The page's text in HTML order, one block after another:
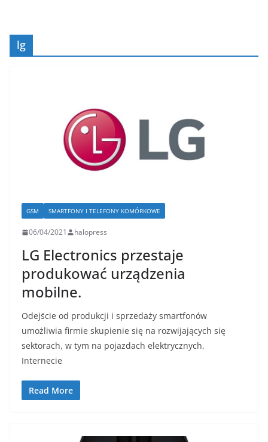
lg
GSM SMARTFONY I TELEFONY KOMÓRKOWE
06/04/2021 halopress
LG Electronics przestaje
produkować urządzenia
mobilne.
Odejście od produkcji i sprzedaży smartfonów
umożliwia firmie skupienie się na rozwijających się
sektorach, w tym na pojazdach elektrycznych,
Internecie
Read More